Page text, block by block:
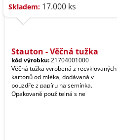
Skladem: 17.000 ks
Stauton - Věčná tužka
kód výrobku:21704001000
Věčná tužka vyrobená z recyklovaných
kartonů od mléka, dodávaná v
pouzdře z papíru na semínka.
Opakovaně použitelná s ne